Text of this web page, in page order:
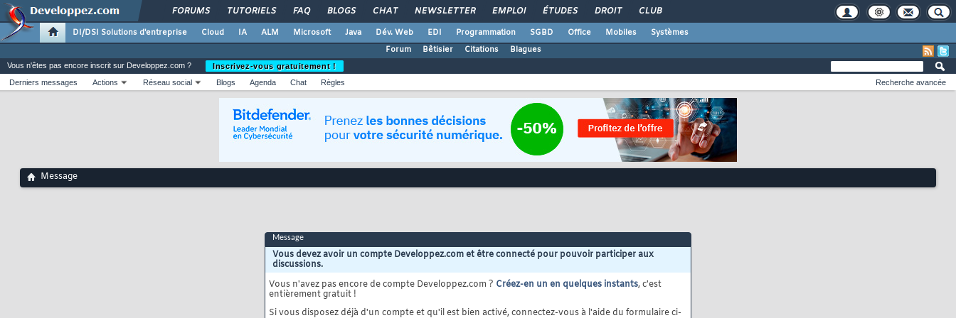
FORUMS TUTORIELS FAQ BLOGS CHAT NEWSLETTER EMPLOI ÉTUDES DROIT CLUB
DI/DSI Solutions d'entreprise Cloud IA ALM Microsoft Java Dév. Web EDI Programmation SGBD Office Mobiles
Systèmes
Forum
Bêtisier Citations Blagues
Vous n'êtes pas encore inscrit sur Developpez.com ?
Inscrivez-vous gratuitement !
Derniers messages
Actions Réseau social Blogs Agenda Chat Règles Recherche avancée
Message
Message
Vous devez avoir un compte Developpez.com et être connecté pour pouvoir participer aux
discussions.
Vous n'avez pas encore de compte Developpez.com ? Créez-en un en quelques instants, c'est
entièrement gratuit !
Si vous disposez déjà d'un compte et qu'il est bien activé, connectez-vous à l'aide du formulaire ci-